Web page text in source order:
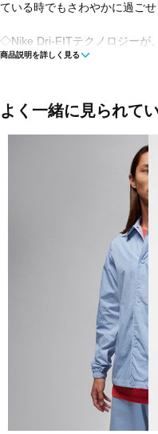
ている時でもさわやかに過ごせ
◇Nike Dri-FITテクノロジーが
せ、さらりと快適な着心地をキ
の、通気性に優れたフレンチ
グリーン(HF9902-376:VAPOR
ブラック×ホワイト(HF9902-
本体:綿 62% ポリエステル 38%
■生産国:パキスタン
■メーカー型番：HF9902010,
商品説明を詳しく見る
よく一緒に見られて